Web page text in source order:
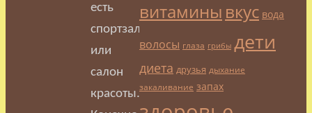
есть
спортзал
или
салон
красоты.
витамины вкус вода
волосы глаза грибы дети
диета друзья дыхание
закаливание запах